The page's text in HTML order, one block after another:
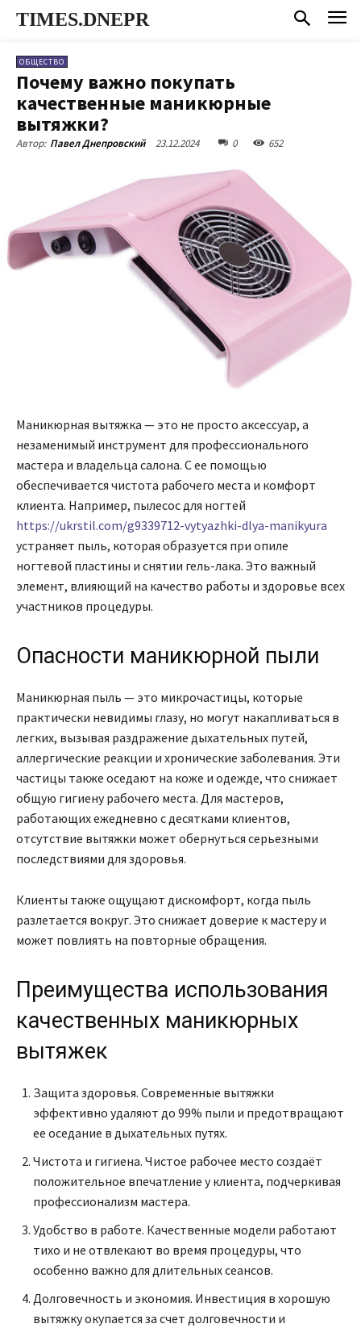
TIMES.DNEPR
ОБЩЕСТВО
Почему важно покупать
качественные маникюрные
вытяжки?
Автор: Павел Днепровский 23.12.2024 0 652
Маникюрная вытяжка — это не просто аксессуар, а
незаменимый инструмент для профессионального
мастера и владельца салона. С ее помощью
обеспечивается чистота рабочего места и комфорт
клиента. Например, пылесос для ногтей
https://ukrstil.com/g9339712-vytyazhki-dlya-manikyura
устраняет пыль, которая образуется при опиле
ногтевой пластины и снятии гель-лака. Это важный
элемент, влияющий на качество работы и здоровье всех
участников процедуры.
Опасности маникюрной пыли
Маникюрная пыль — это микрочастицы, которые
практически невидимы глазу, но могут накапливаться в
легких, вызывая раздражение дыхательных путей,
аллергические реакции и хронические заболевания. Эти
частицы также оседают на коже и одежде, что снижает
общую гигиену рабочего места. Для мастеров,
работающих ежедневно с десятками клиентов,
отсутствие вытяжки может обернуться серьезными
последствиями для здоровья.
Клиенты также ощущают дискомфорт, когда пыль
разлетается вокруг. Это снижает доверие к мастеру и
может повлиять на повторные обращения.
Преимущества использования
качественных маникюрных
вытяжек
Защита здоровья. Современные вытяжки
эффективно удаляют до 99% пыли и предотвращают
ее оседание в дыхательных путях.
Чистота и гигиена. Чистое рабочее место создаёт
положительное впечатление у клиента, подчеркивая
профессионализм мастера.
Удобство в работе. Качественные модели работают
тихо и не отвлекают во время процедуры, что
особенно важно для длительных сеансов.
Долговечность и экономия. Инвестиция в хорошую
вытяжку окупается за счет долговечности и